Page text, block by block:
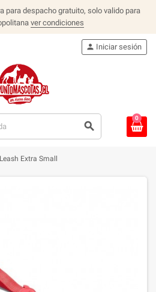
para despacho gratuito, solo valido para
ver condiciones
search
person Iniciar sesión
0
Extra Small